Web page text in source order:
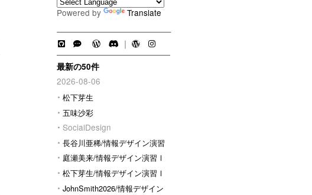
Powered by Translate
｜
最新の50件
2026-08-06
松下芽生
五味沙彩
SocialDesign
長谷川亜稀/情報デザイン演習
Ⅰ 庭瀬美来/情報デザイン演習Ⅰ
松下芽生/情報デザイン演習Ⅰ
JohnSmith2026/情報デザイン